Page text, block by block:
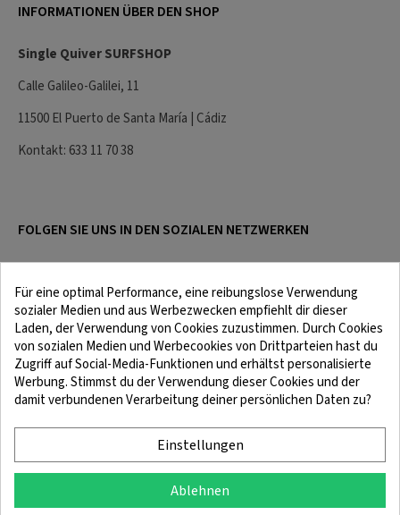
INFORMATIONEN ÜBER DEN SHOP
Single Quiver SURFSHOP
Calle Galileo-Galilei, 11
11500 El Puerto de Santa María | Cádiz
Kontakt: 633 11 70 38
FOLGEN SIE UNS IN DEN SOZIALEN NETZWERKEN
Rechtliche Hinweise
Bedingungen und Konditionen
Für eine optimal Performance, eine reibungslose Verwendung
sozialer Medien und aus Werbezwecken empfiehlt dir dieser
Laden, der Verwendung von Cookies zuzustimmen. Durch Cookies
von sozialen Medien und Werbecookies von Drittparteien hast du
Zugriff auf Social-Media-Funktionen und erhältst personalisierte
Werbung. Stimmst du der Verwendung dieser Cookies und der
damit verbundenen Verarbeitung deiner persönlichen Daten zu?
Einstellungen
Ablehnen